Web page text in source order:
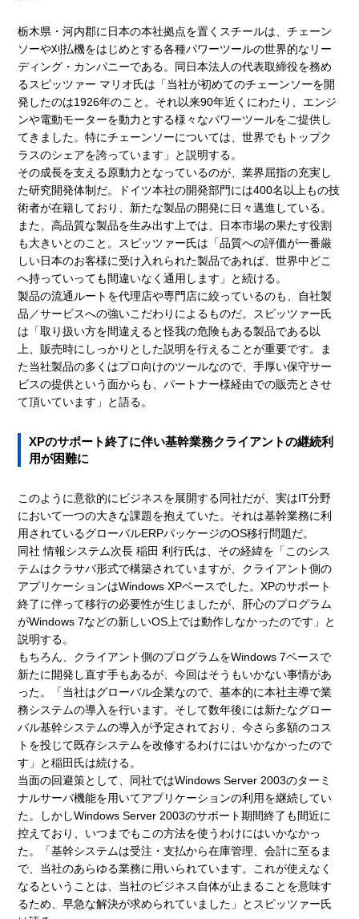
栃木県・河内郡に日本の本社拠点を置くスチールは、チェーン
ソーや刈払機をはじめとする各種パワーツールの世界的なリー
ディング・カンパニーである。同日本法人の代表取締役を務め
るスピッツァー マリオ氏は「当社が初めてのチェーンソーを開
発したのは1926年のこと。それ以来90年近くにわたり、エンジ
ンや電動モーターを動力とする様々なパワーツールをご提供し
てきました。特にチェーンソーについては、世界でもトップク
ラスのシェアを誇っています」と説明する。
その成長を支える原動力となっているのが、業界屈指の充実し
た研究開発体制だ。ドイツ本社の開発部門には400名以上もの技
術者が在籍しており、新たな製品の開発に日々邁進している。
また、高品質な製品を生み出す上では、日本市場の果たす役割
も大きいとのこと。スピッツァー氏は「品質への評価が一番厳
しい日本のお客様に受け入れられた製品であれば、世界中どこ
へ持っていっても間違いなく通用します」と続ける。
製品の流通ルートを代理店や専門店に絞っているのも、自社製
品／サービスへの強いこだわりによるものだ。スピッツァー氏
は「取り扱い方を間違えると怪我の危険もある製品である以
上、販売時にしっかりとした説明を行えることが重要です。ま
た当社製品の多くはプロ向けのツールなので、手厚い保守サー
ビスの提供という面からも、パートナー様経由での販売とさせ
て頂いています」と語る。
XPのサポート終了に伴い基幹業務クライアントの継続利
用が困難に
このように意欲的にビジネスを展開する同社だが、実はIT分野
において一つの大きな課題を抱えていた。それは基幹業務に利
用されているグローバルERPパッケージのOS移行問題だ。
同社 情報システム次長 稲田 利行氏は、その経緯を「このシス
テムはクラサバ形式で構築されていますが、クライアント側の
アプリケーションはWindows XPベースでした。XPのサポート
終了に伴って移行の必要性が生じましたが、肝心のプログラム
がWindows 7などの新しいOS上では動作しなかったのです」と
説明する。
もちろん、クライアント側のプログラムをWindows 7ベースで
新たに開発し直す手もあるが、今回はそうもいかない事情があ
った。「当社はグローバル企業なので、基本的に本社主導で業
務システムの導入を行います。そして数年後には新たなグロー
バル基幹システムの導入が予定されており、今さら多額のコス
トを投じて既存システムを改修するわけにはいかなかったので
す」と稲田氏は続ける。
当面の回避策として、同社ではWindows Server 2003のターミ
ナルサーバ機能を用いてアプリケーションの利用を継続してい
た。しかしWindows Server 2003のサポート期間終了も間近に
控えており、いつまでもこの方法を使うわけにはいかなかっ
た。「基幹システムは受注・支払から在庫管理、会計に至るま
で、当社のあらゆる業務に用いられています。これが使えなく
なるということは、当社のビジネス自体が止まることを意味す
るため、早急な解決が求められていました」とスピッツァー氏